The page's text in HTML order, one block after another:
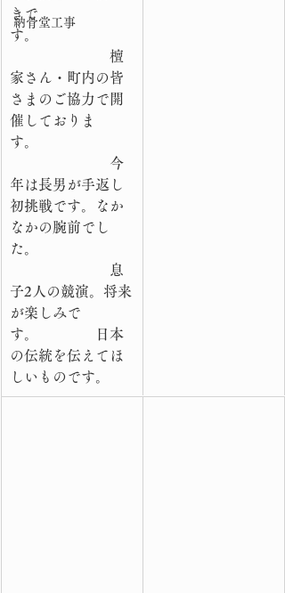
納骨堂工事
きで
す。
檀
家さん・町内の皆
さまのご協力で開
催しておりま
す。
今
年は長男が手返し
初挑戦です。なか
なかの腕前でし
た。
息
子2人の競演。将来
が楽しみで
す。　　　　日本
の伝統を伝えてほ
しいものです。